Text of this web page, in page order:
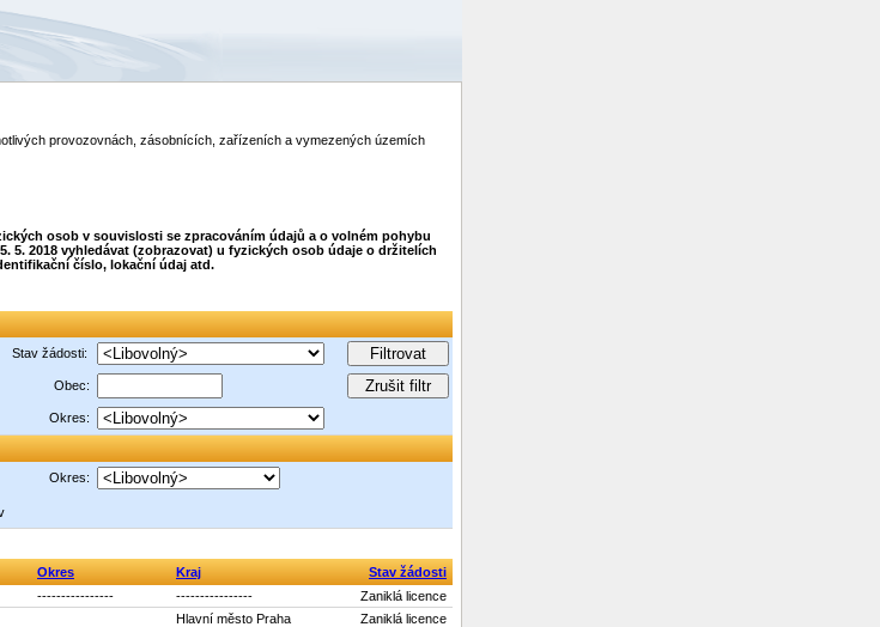
provozovnách, zásobnících, zařízeních a vymezených územích
osob v souvislosti se zpracováním údajů a o volném pohybu
5. 2018 vyhledávat (zobrazovat) u fyzických osob údaje o držitelích
číslo, lokační údaj atd.
Stav žádosti:
Obec:
Okres:
Okres:
Okres Kraj
Stav žádosti
---------------- ----------------
Zaniklá licence
Hlavní město Praha
Zaniklá licence